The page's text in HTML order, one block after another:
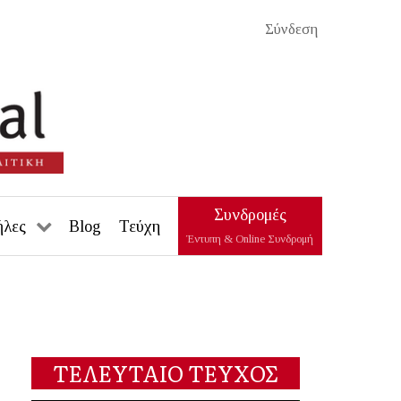
Σύνδεση
Blog Τεύχη
Συνδρομές
Έντυπη & Online Συνδρομή
ΤΕΛΕΥΤΑΙΟ ΤΕΥΧΟΣ